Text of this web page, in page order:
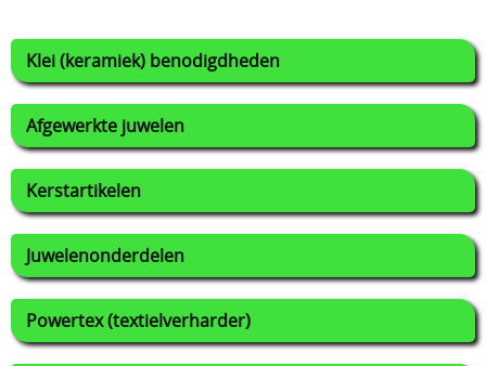
Klei (keramiek) benodigdheden
Afgewerkte juwelen
Kerstartikelen
Juwelenonderdelen
Powertex (textielverharder)